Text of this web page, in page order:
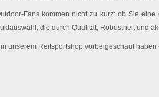
Fans kommen nicht zu kurz: ob Sie
die durch Qualität, Robustheit und
unserem Reitsportshop vorbeigeschaut